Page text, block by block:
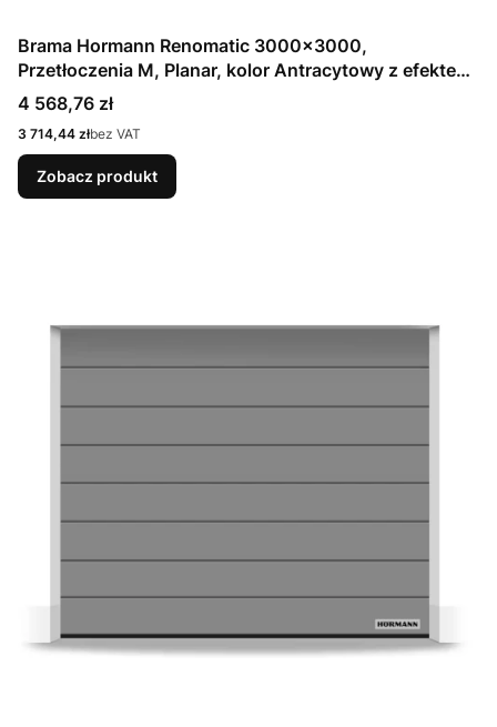
Brama Hormann Renomatic 3000x3000,
Przetłoczenia M, Planar, kolor Antracytowy z efektem
metalicznym CH 703 Matt deluxe + Prowadzenie N
Cena
4 568,76 zł
Cena
3 714,44 złbez VAT
Zobacz produkt